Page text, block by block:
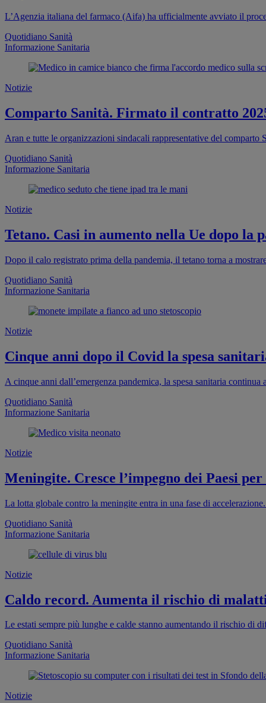
L’Agenzia italiana del farmaco (Aifa) ha ufficialmente avviato il
Quotidiano Sanità
Informazione Sanitaria
Notizie
Comparto Sanità. Firmato il contratto
Aran e tutte le organizzazioni sindacali rappresentative del
Quotidiano Sanità
Informazione Sanitaria
Notizie
Tetano. Casi in aumento nella Ue dopo la
Dopo il calo registrato prima della pandemia, il tetano torna a
Quotidiano Sanità
Informazione Sanitaria
Notizie
Cinque anni dopo il Covid la spesa
A cinque anni dall’emergenza pandemica, la spesa sanitaria
Quotidiano Sanità
Informazione Sanitaria
Notizie
Meningite. Cresce l’impegno dei Paesi
La lotta globale contro la meningite entra in una fase di
Quotidiano Sanità
Informazione Sanitaria
Notizie
Caldo record. Aumenta il rischio di
Le estati sempre più lunghe e calde stanno aumentando il rischio
Quotidiano Sanità
Informazione Sanitaria
Notizie